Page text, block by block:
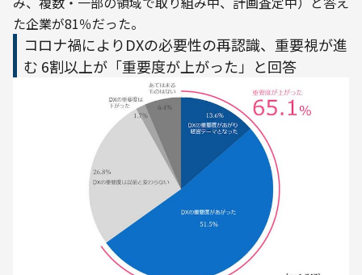
た企業が81％だった。
コロナ禍によりDXの必要性の再認識、重要視が進
む 6割以上が「重要度が上がった」と回答